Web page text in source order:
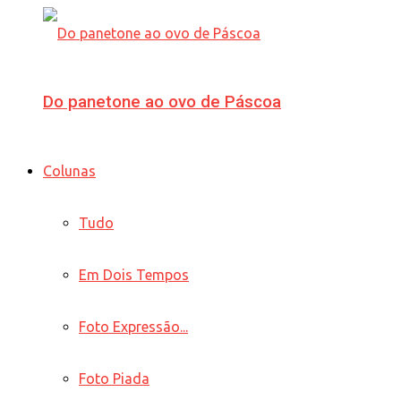
Do panetone ao ovo de Páscoa
Colunas
Tudo
Em Dois Tempos
Foto Expressão...
Foto Piada